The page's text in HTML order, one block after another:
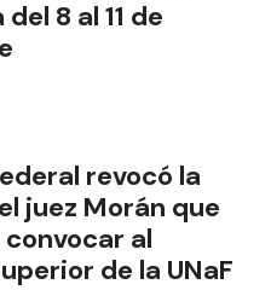
8 al 11 de
revocó la
juez Morán que
al
de la UNaF